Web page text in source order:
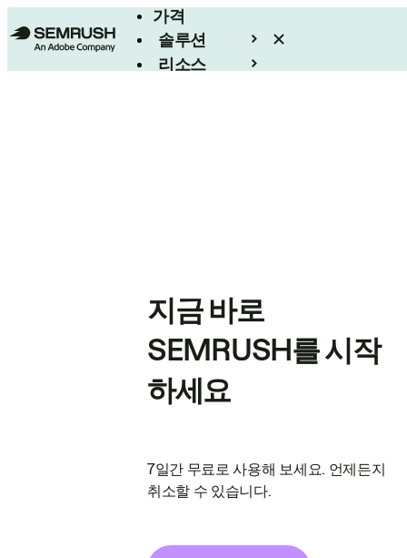
가격
솔루션
리소스
지금 바로
SEMRUSH를 시작
하세요
7일간 무료로 사용해 보세요. 언제든지
취소할 수 있습니다.